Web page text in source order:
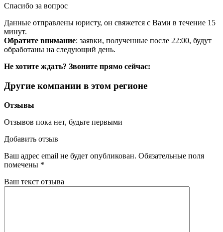
Спасибо за вопрос
Данные отправлены юристу, он свяжется с Вами в течение 15
минут.
Обратите внимание: заявки, полученные после 22:00, будут
обработаны на следующий день.
Не хотите ждать? Звоните прямо сейчас:
Другие компании в этом регионе
Отзывы
Отзывов пока нет, будьте первыми
Добавить отзыв
Ваш адрес email не будет опубликован. Обязательные поля
помечены *
Ваш текст отзыва